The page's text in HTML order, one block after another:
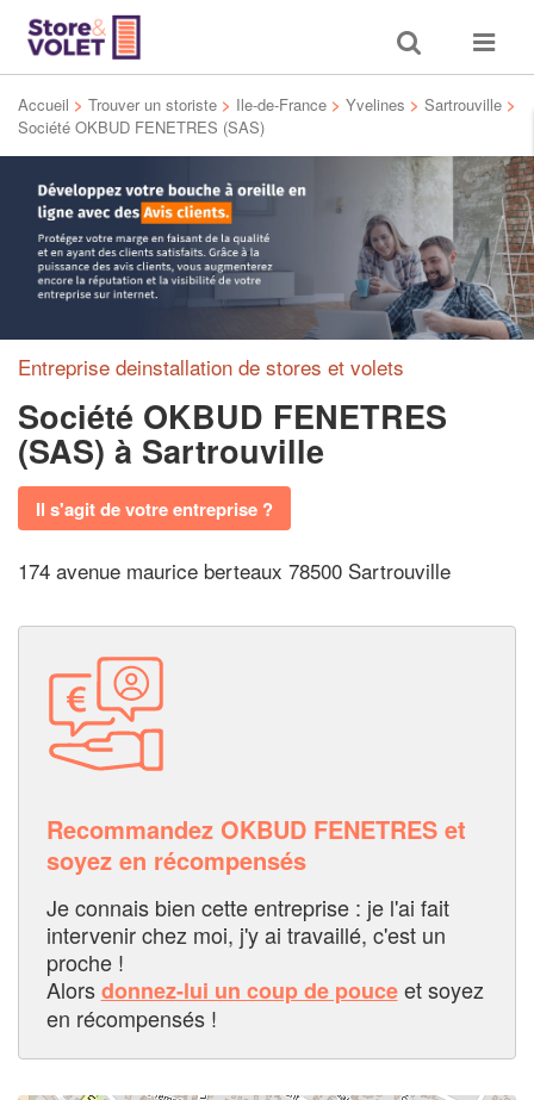
Toggle
search
Toggle
Accueil > Trouver un storiste > Ile-de-France > Yvelines > Sartrouville >
Société OKBUD FENETRES (SAS)
Entreprise deinstallation de stores et volets
Société OKBUD FENETRES
(SAS) à Sartrouville
Il s'agit de votre entreprise ?
174 avenue maurice berteaux 78500 Sartrouville
Recommandez OKBUD FENETRES et
soyez en récompensés
Je connais bien cette entreprise : je l'ai fait
intervenir chez moi, j'y ai travaillé, c'est un
proche !
Alorsdonnez-lui un coup de pouceet soyez
en récompensés !